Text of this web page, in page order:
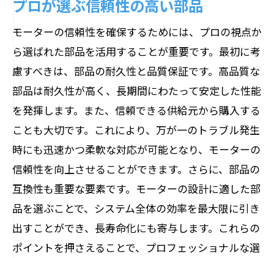
プロが選ぶ信頼性の高い部品
モーターの信頼性を確保するためには、プロの視点か
ら選ばれた部品を活用することが重要です。最初に考
慮すべきは、部品の耐久性と品質保証です。高品質な
部品は耐久性が高く、長期間にわたって安定した性能
を発揮します。また、信頼できる供給元から購入する
ことも大切です。これにより、万が一のトラブル発生
時にも迅速かつ柔軟な対応が可能となり、モーターの
信頼性を向上させることができます。さらに、部品の
互換性も重要な要素です。モーターの設計に適した部
品を選ぶことで、システム全体の効率を最大限に引き
出すことができ、長寿命化にも寄与します。これらの
ポイントを押さえることで、プロフェッショナルな選